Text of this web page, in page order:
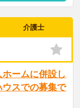
介護士
ームに併設し
スでの募集で